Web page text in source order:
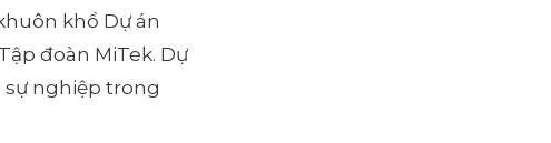
khổ Dự án
đoàn MiTek. Dự
nghiệp trong